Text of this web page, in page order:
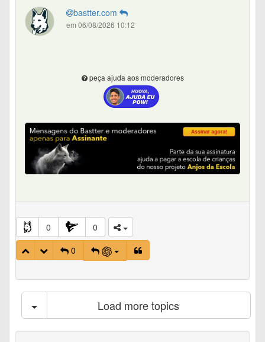
bastter.com
em 06/08/2026 10:12
peça ajuda aos moderadores
0
0
0
Load more topics